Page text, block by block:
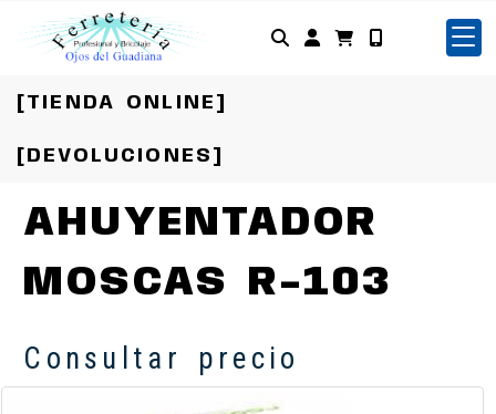
Identifícate
[TIENDA ONLINE]
[DEVOLUCIONES]
AHUYENTADOR
MOSCAS R-103
Consultar precio